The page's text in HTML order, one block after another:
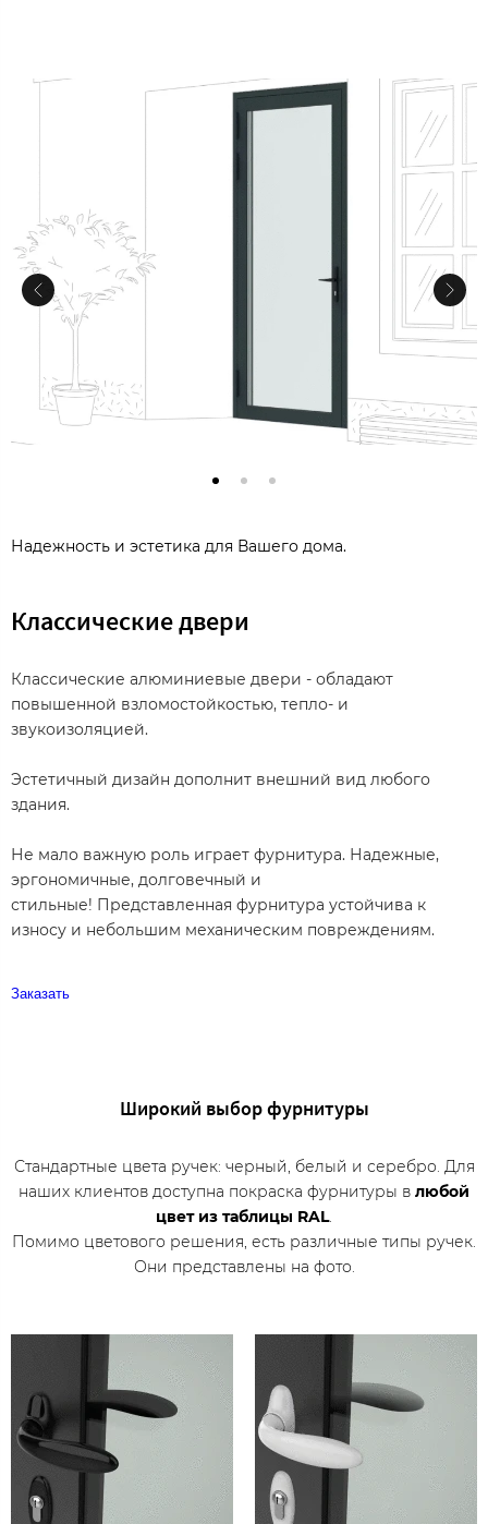
Надежность и эстетика для Вашего дома.
Классические двери
Классические алюминиевые двери - обладают
повышенной взломостойкостью, тепло- и
звукоизоляцией.
Эстетичный дизайн дополнит внешний вид любого
здания.
Не мало важную роль играет фурнитура. Надежные,
эргономичные, долговечный и
стильные! Представленная фурнитура устойчива к
износу и небольшим механическим повреждениям.
Заказать
Широкий выбор фурнитуры
Стандартные цвета ручек: черный, белый и серебро. Для
наших клиентов доступна покраска фурнитуры в любой
цвет из таблицы RAL.
Помимо цветового решения, есть различные типы ручек.
Они представлены на фото.